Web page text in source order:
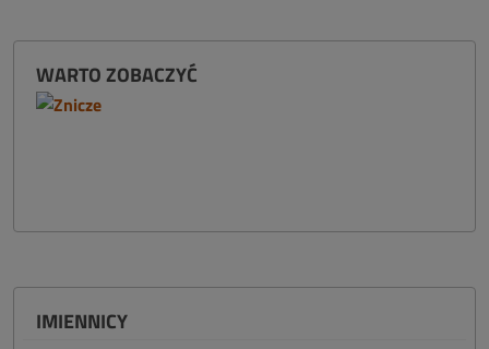
WARTO ZOBACZYĆ
IMIENNICY